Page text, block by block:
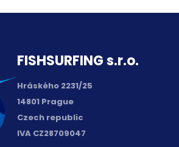
FISH­SURFING s.r.o.
Hráského 2231/25
14801 Prague
Czech republic
IVA CZ28709047